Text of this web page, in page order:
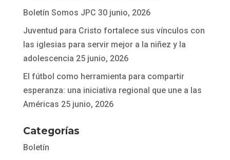
Boletín Somos JPC 30 junio, 2026
Juventud para Cristo fortalece sus vínculos con
las iglesias para servir mejor a la niñez y la
adolescencia 25 junio, 2026
El fútbol como herramienta para compartir
esperanza: una iniciativa regional que une a las
Américas 25 junio, 2026
Categorías
Boletín